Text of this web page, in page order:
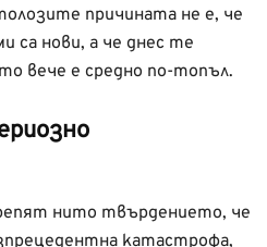
причината не е, че
са нови, а че днес те
вече е средно по-топъл.
нито твърдението, че
катастрофа,